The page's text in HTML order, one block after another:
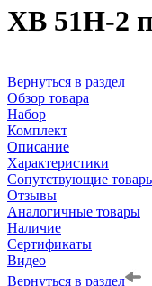
XB 51H-2
Вернуться в раздел
Обзор товара
Набор
Комплект
Описание
Характеристики
Сопутствующие
Отзывы
Аналогичные товары
Наличие
Сертификаты
Видео
Вернуться в раздел